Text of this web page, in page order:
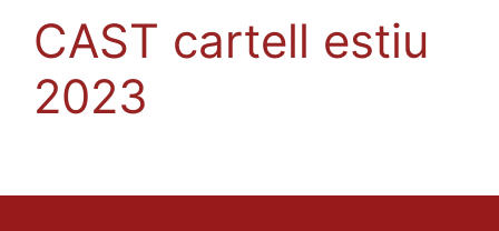
CAST cartell estiu
2023